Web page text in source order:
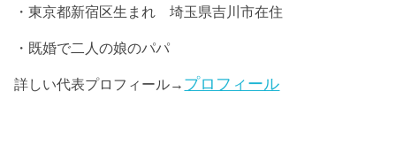
・東京都新宿区生まれ 埼玉県吉川市在住
・既婚で二人の娘のパパ
詳しい代表プロフィール→ プロフィール